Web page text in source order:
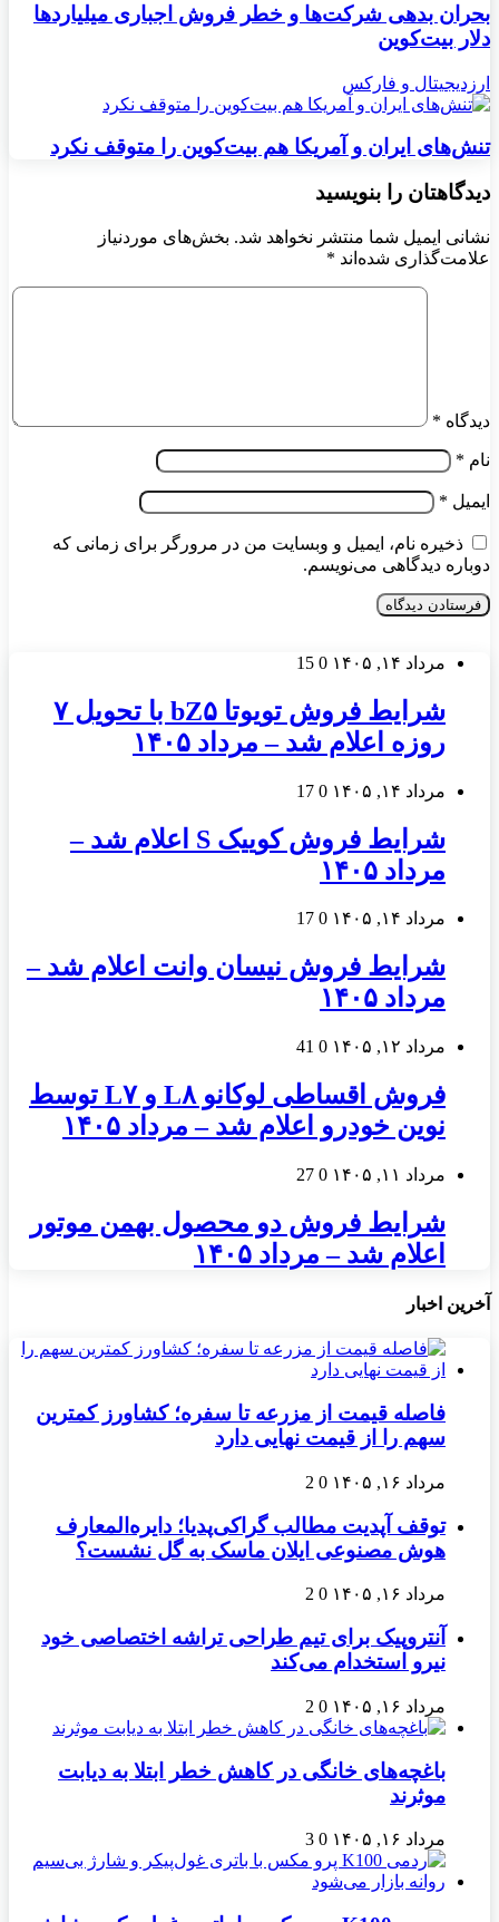
بحران بدهی شرکت‌ها و خطر فروش اجباری میلیاردها
دلار بیت‌کوین
ارزدیجیتال و فارکس
تنش‌های ایران و آمریکا هم بیت‌کوین را متوقف نکرد
دیدگاهتان را بنویسید
نشانی ایمیل شما منتشر نخواهد شد. بخش‌های موردنیاز
علامت‌گذاری شده‌اند *
دیدگاه *
نام *
ایمیل *
ذخیره نام، ایمیل و وبسایت من در مرورگر برای زمانی که
دوباره دیدگاهی می‌نویسم.
مرداد ۱۴, ۱۴۰۵ 0
15
شرایط فروش تویوتا bZ۵ با تحویل ۷
روزه اعلام شد – مرداد ۱۴۰۵
مرداد ۱۴, ۱۴۰۵ 0
17
شرایط فروش کوییک S اعلام شد –
مرداد ۱۴۰۵
مرداد ۱۴, ۱۴۰۵ 0
17
شرایط فروش نیسان وانت اعلام شد –
مرداد ۱۴۰۵
مرداد ۱۲, ۱۴۰۵ 0
41
فروش اقساطی لوکانو L۸ و L۷ توسط
نوین خودرو اعلام شد – مرداد ۱۴۰۵
مرداد ۱۱, ۱۴۰۵ 0
27
شرایط فروش دو محصول بهمن موتور
اعلام شد – مرداد ۱۴۰۵
آخرین اخبار
فاصله قیمت از مزرعه تا سفره؛ کشاورز کمترین
سهم را از قیمت نهایی دارد
مرداد ۱۶, ۱۴۰۵ 0
2
توقف آپدیت مطالب گراکی‌پدیا؛ دایره‌المعارف
هوش مصنوعی ایلان ماسک به گل نشست؟
مرداد ۱۶, ۱۴۰۵ 0
2
آنتروپیک برای تیم طراحی تراشه اختصاصی خود
نیرو استخدام می‌کند
مرداد ۱۶, ۱۴۰۵ 0
2
باغچه‌های خانگی در کاهش خطر ابتلا به دیابت
موثرند
مرداد ۱۶, ۱۴۰۵ 0
3